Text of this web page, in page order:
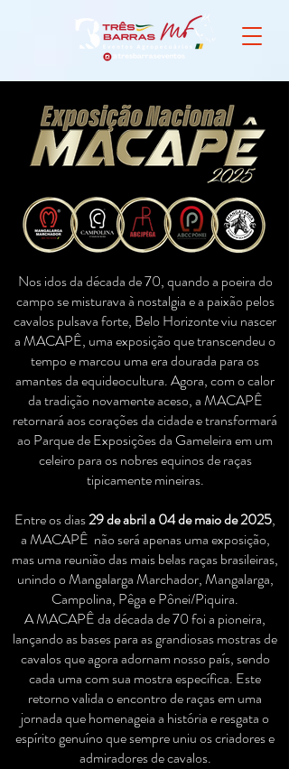
Nos idos da década de 70, quando a poeira do
campo se misturava à nostalgia e a paixão pelos
cavalos pulsava forte, Belo Horizonte viu nascer
a MACAPÊ, uma exposição que transcendeu o
tempo e marcou uma era dourada para os
amantes da equideocultura. Agora, com o calor
da tradição novamente aceso, a MACAPÊ
retornará aos corações da cidade e transformará
ao Parque de Exposições da Gameleira em um
celeiro para os nobres equinos de raças
tipicamente mineiras.
Entre os dias29 de abril a 04 de maio de 2025,
a MACAPÊ não será apenas uma exposição,
mas uma reunião das mais belas raças brasileiras,
unindo o Mangalarga Marchador, Mangalarga,
Campolina, Pêga e Pônei/Piquira.
A MACAPÊ da década de 70 foi a pioneira,
lançando as bases para as grandiosas mostras de
cavalos que agora adornam nosso país, sendo
cada uma com sua mostra específica. Este
retorno valida o encontro de raças em uma
jornada que homenageia a história e resgata o
espírito genuíno que sempre uniu os criadores e
admiradores de cavalos.